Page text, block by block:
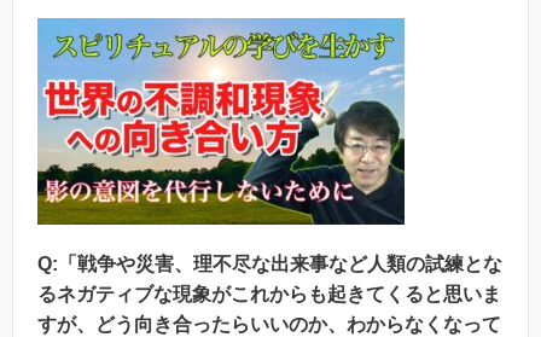
Q:「戦争や災害、理不尽な出来事など人類の試練とな
るネガティブな現象がこれからも起きてくると思いま
すが、どう向き合ったらいいのか、わからなくなって